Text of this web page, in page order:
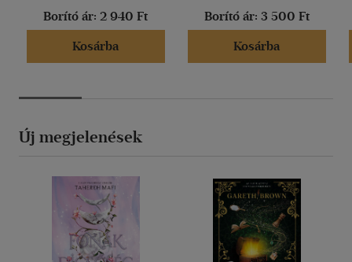
Borító ár: 2 940 Ft
Kosárba
Borító ár: 3 500 Ft
Kosárba
Új megjelenések